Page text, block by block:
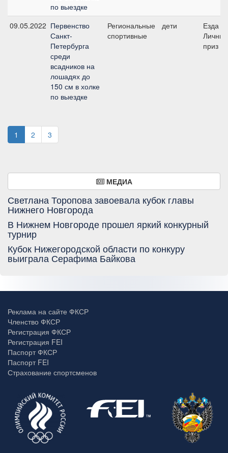
по выездке
09.05.2022 Первенство
Санкт-
Петербурга
среди
всадников на
лошадях до
150 см в холке
по выездке
Региональные
спортивные
дети
Езда
Личный
приз
1 2 3
МЕДИА
Светлана Торопова завоевала кубок главы
Нижнего Новгорода
В Нижнем Новгороде прошел яркий конкурный
турнир
Кубок Нижегородской области по конкуру
выиграла Серафима Байкова
Реклама на сайте ФКСР
Членство ФКСР
Регистрация ФКСР
Регистрация FEI
Паспорт ФКСР
Паспорт FEI
Страхование спортсменов